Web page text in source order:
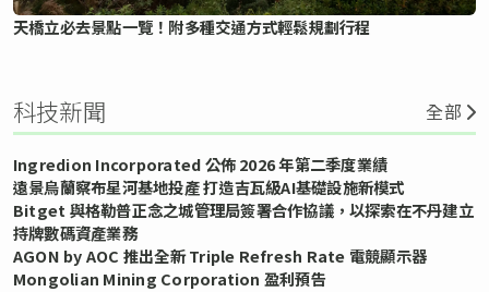
天橋立必去景點一覽！附多種交通方式輕鬆規劃行程
科技新聞 全部
Ingredion Incorporated 公佈 2026 年第二季度業績
遠景烏蘭察布星河基地投產 打造吉瓦級AI基礎設施新模式
Bitget 與格勒普正念之城管理局簽署合作協議，以探索在不丹建立
持牌數碼資產業務
AGON by AOC 推出全新 Triple Refresh Rate 電競顯示器
Mongolian Mining Corporation 盈利預告